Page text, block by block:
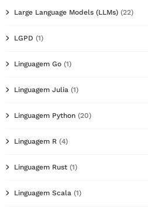
Large Language Models (LLMs) (22)
LGPD (1)
Linguagem Go (1)
Linguagem Julia (1)
Linguagem Python (20)
Linguagem R (4)
Linguagem Rust (1)
Linguagem Scala (1)